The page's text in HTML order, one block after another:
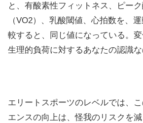
と、有酸素性フィットネス、ピー
（VO2）、乳酸閾値、心拍数を、
較すると、同じ値になっている。変
生理的負荷に対するあなたの認識な
エリートスポーツのレベルでは、
エンスの向上は、怪我のリスクを